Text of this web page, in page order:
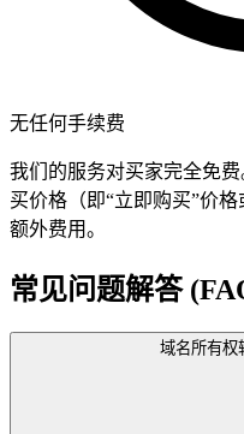
无任何手续费
我们的服务对买家完全免
买价格（即“立即购买”价
额外费用。
常见问题解答
域名所有权